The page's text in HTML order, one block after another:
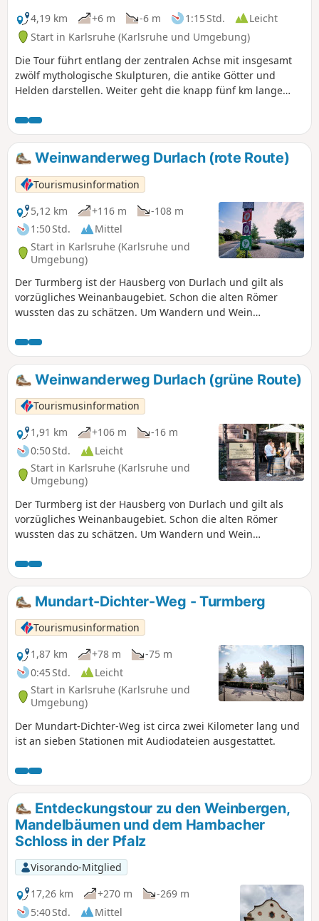
4,19 km
+6 m -6 m 1:15 Std.
Leicht
Start in Karlsruhe (Karlsruhe und Umgebung)
Die Tour führt entlang der zentralen Achse mit insgesamt
zwölf mythologische Skulpturen, die antike Götter und
Helden darstellen. Weiter geht die knapp fünf km lange
Fasanenschlösschen mit Teehäuschen, am Mausoleum und
dem Schlossgartensee und dann einmal rund ums Schloss.
Weinwanderweg Durlach (rote Route)
Tourismusinformation
5,12 km
+116 m
-108 m
1:50 Std.
Mittel
Start in Karlsruhe (Karlsruhe und
Umgebung)
Der Turmberg ist der Hausberg von Durlach und gilt als
vorzügliches Weinanbaugebiet. Schon die alten Römer
wussten das zu schätzen. Um Wandern und Wein
Weinwanderwege eingeweiht. Jeder einzelne Weg ist durch
farblich unterschiedliche Piktogramme gekennzeichnet.
Weinwanderweg Durlach (grüne Route)
Tourismusinformation
1,91 km
+106 m
-16 m
0:50 Std.
Leicht
Start in Karlsruhe (Karlsruhe und
Umgebung)
Der Turmberg ist der Hausberg von Durlach und gilt als
vorzügliches Weinanbaugebiet. Schon die alten Römer
wussten das zu schätzen. Um Wandern und Wein
Weinwanderwege eingeweiht. Jeder einzelne Weg ist durch
farblich unterschiedliche Piktogramme gekennzeichnet.
Mundart-Dichter-Weg - Turmberg
Tourismusinformation
1,87 km
+78 m
-75 m
0:45 Std.
Leicht
Start in Karlsruhe (Karlsruhe und
Umgebung)
Der Mundart-Dichter-Weg ist circa zwei Kilometer lang und
ist an sieben Stationen mit Audiodateien ausgestattet.
Entdeckungstour zu den Weinbergen,
Mandelbäumen und dem Hambacher
Schloss in der Pfalz
Visorando-Mitglied
17,26 km
+270 m
-269 m
5:40 Std.
Mittel